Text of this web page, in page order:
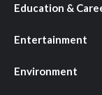
Education &
Entertainment
Environment